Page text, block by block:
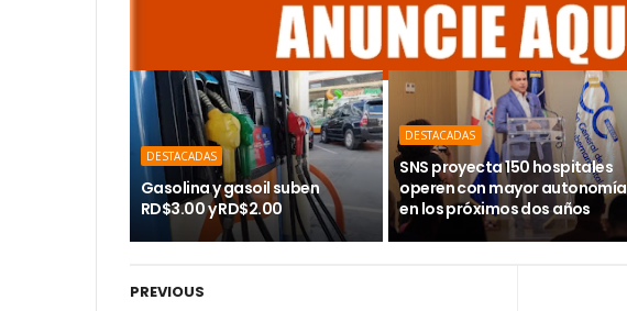
DESTACADAS
Gasolina y gasoil suben
RD$3.00 y RD$2.00
DESTACADAS
SNS proyecta 150 hospitales
operen con mayor autonomía
en los próximos dos años
PREVIOUS